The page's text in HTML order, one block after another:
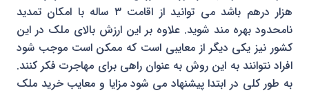
هزار درهم باشد می توانید از اقامت ۳ ساله با امکان تمدید
نامحدود بهره مند شوید. علاوه بر این ارزش بالای ملک در این
کشور نیز یکی دیگر از معایبی است که ممکن است موجب شود
افراد نتوانند به این روش به عنوان راهی برای مهاجرت فکر کنند.
به طور کلی در ابتدا پیشنهاد می شود مزایا و معایب خرید ملک